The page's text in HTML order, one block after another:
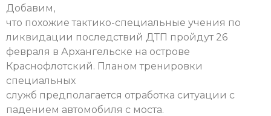
Добавим,
что похожие тактико-специальные учения по
ликвидации последствий ДТП пройдут 26
февраля в Архангельске на острове
Краснофлотский. Планом тренировки
специальных
служб предполагается отработка ситуации с
падением автомобиля с моста.